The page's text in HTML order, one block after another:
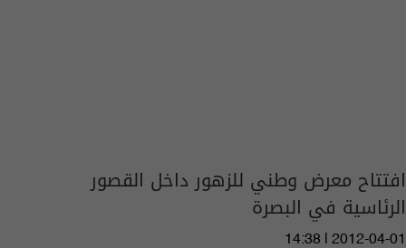
افتتاح معرض وطني للزهور داخل القصور
الرئاسية في البصرة
14:38 | 2012-04-01